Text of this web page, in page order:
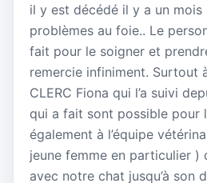
il y est décédé il y a un mois
problèmes au foie.. Le
fait pour le soigner et
remercie infiniment. Surtout
CLERC Fiona qui l’a suivi
qui a fait sont possible pour
également à l’équipe
jeune femme en particulier )
avec notre chat jusqu’à son